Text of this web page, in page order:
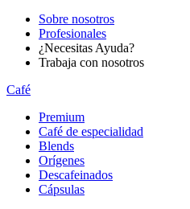
Sobre nosotros
Profesionales
¿Necesitas Ayuda?
Trabaja con nosotros
Café
Premium
Café de especialidad
Blends
Orígenes
Descafeinados
Cápsulas